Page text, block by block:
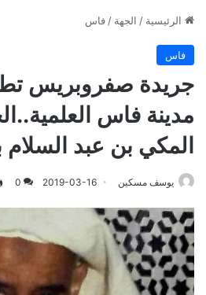
الرئيسية / الجهة / فاس
فاس
جريدة صفروبريس
مدينة فاس
المكي بن عبد السلام
يوسف مسكين 2019-03-16
0